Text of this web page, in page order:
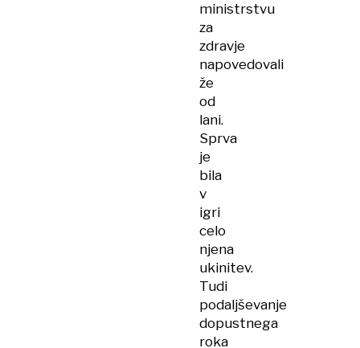
ministrstvu
za
zdravje
napovedovali
že
od
lani.
Sprva
je
bila
v
igri
celo
njena
ukinitev.
Tudi
podaljševanje
dopustnega
roka